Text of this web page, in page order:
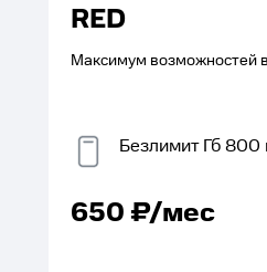
RED
Максимум возможностей
БезлимитГб800
650₽/мес